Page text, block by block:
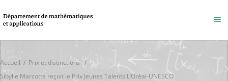
Accueil / Prix et distinctions /
Sibylle Marcotte reçoit le Prix Jeunes Talents L’Oréal-UNESCO